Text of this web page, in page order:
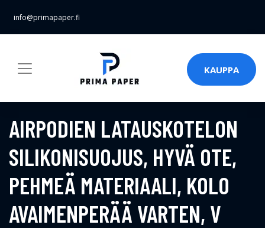
info@primapaper.fi
KAUPPA
AIRPODIEN LATAUSKOTELON
SILIKONISUOJUS, HYVÄ OTE,
PEHMEÄ MATERIAALI, KOLO
AVAIMENPERÄÄ VARTEN, V